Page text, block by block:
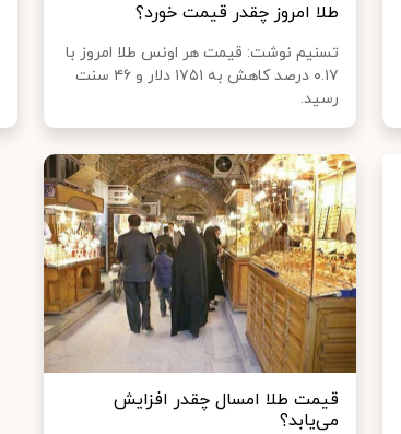
طلا امروز چقدر قیمت خورد؟
تسنیم نوشت: قیمت هر اونس طلا امروز با
۰.۱۷ درصد کاهش به ۱۷۵۱ دلار و ۴۶ سنت
رسید.
قیمت طلا امسال چقدر افزایش
می‌یابد؟